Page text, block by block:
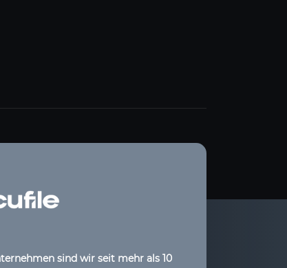
sind wir seit mehr als 10